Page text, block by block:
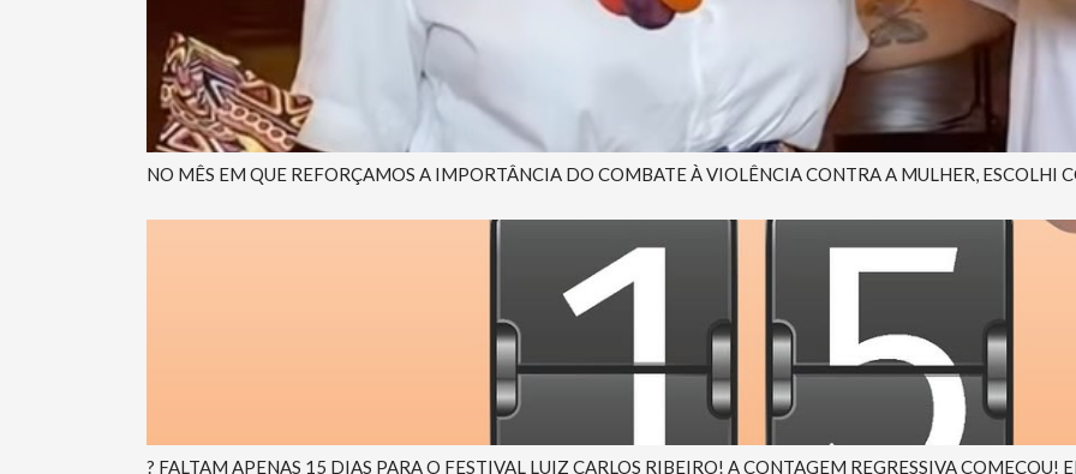
NO MÊS EM QUE REFORÇAMOS A IMPORTÂNCIA DO COMBATE À VIOLÊNCIA CONTRA A MULHER, ESCOLHI
? FALTAM APENAS 15 DIAS PARA O FESTIVAL LUIZ CARLOS RIBEIRO! A CONTAGEM REGRESSIVA COMEÇOU!